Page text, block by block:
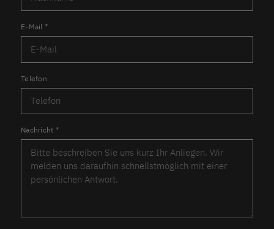
E-Mail *
Telefon
Nachricht *